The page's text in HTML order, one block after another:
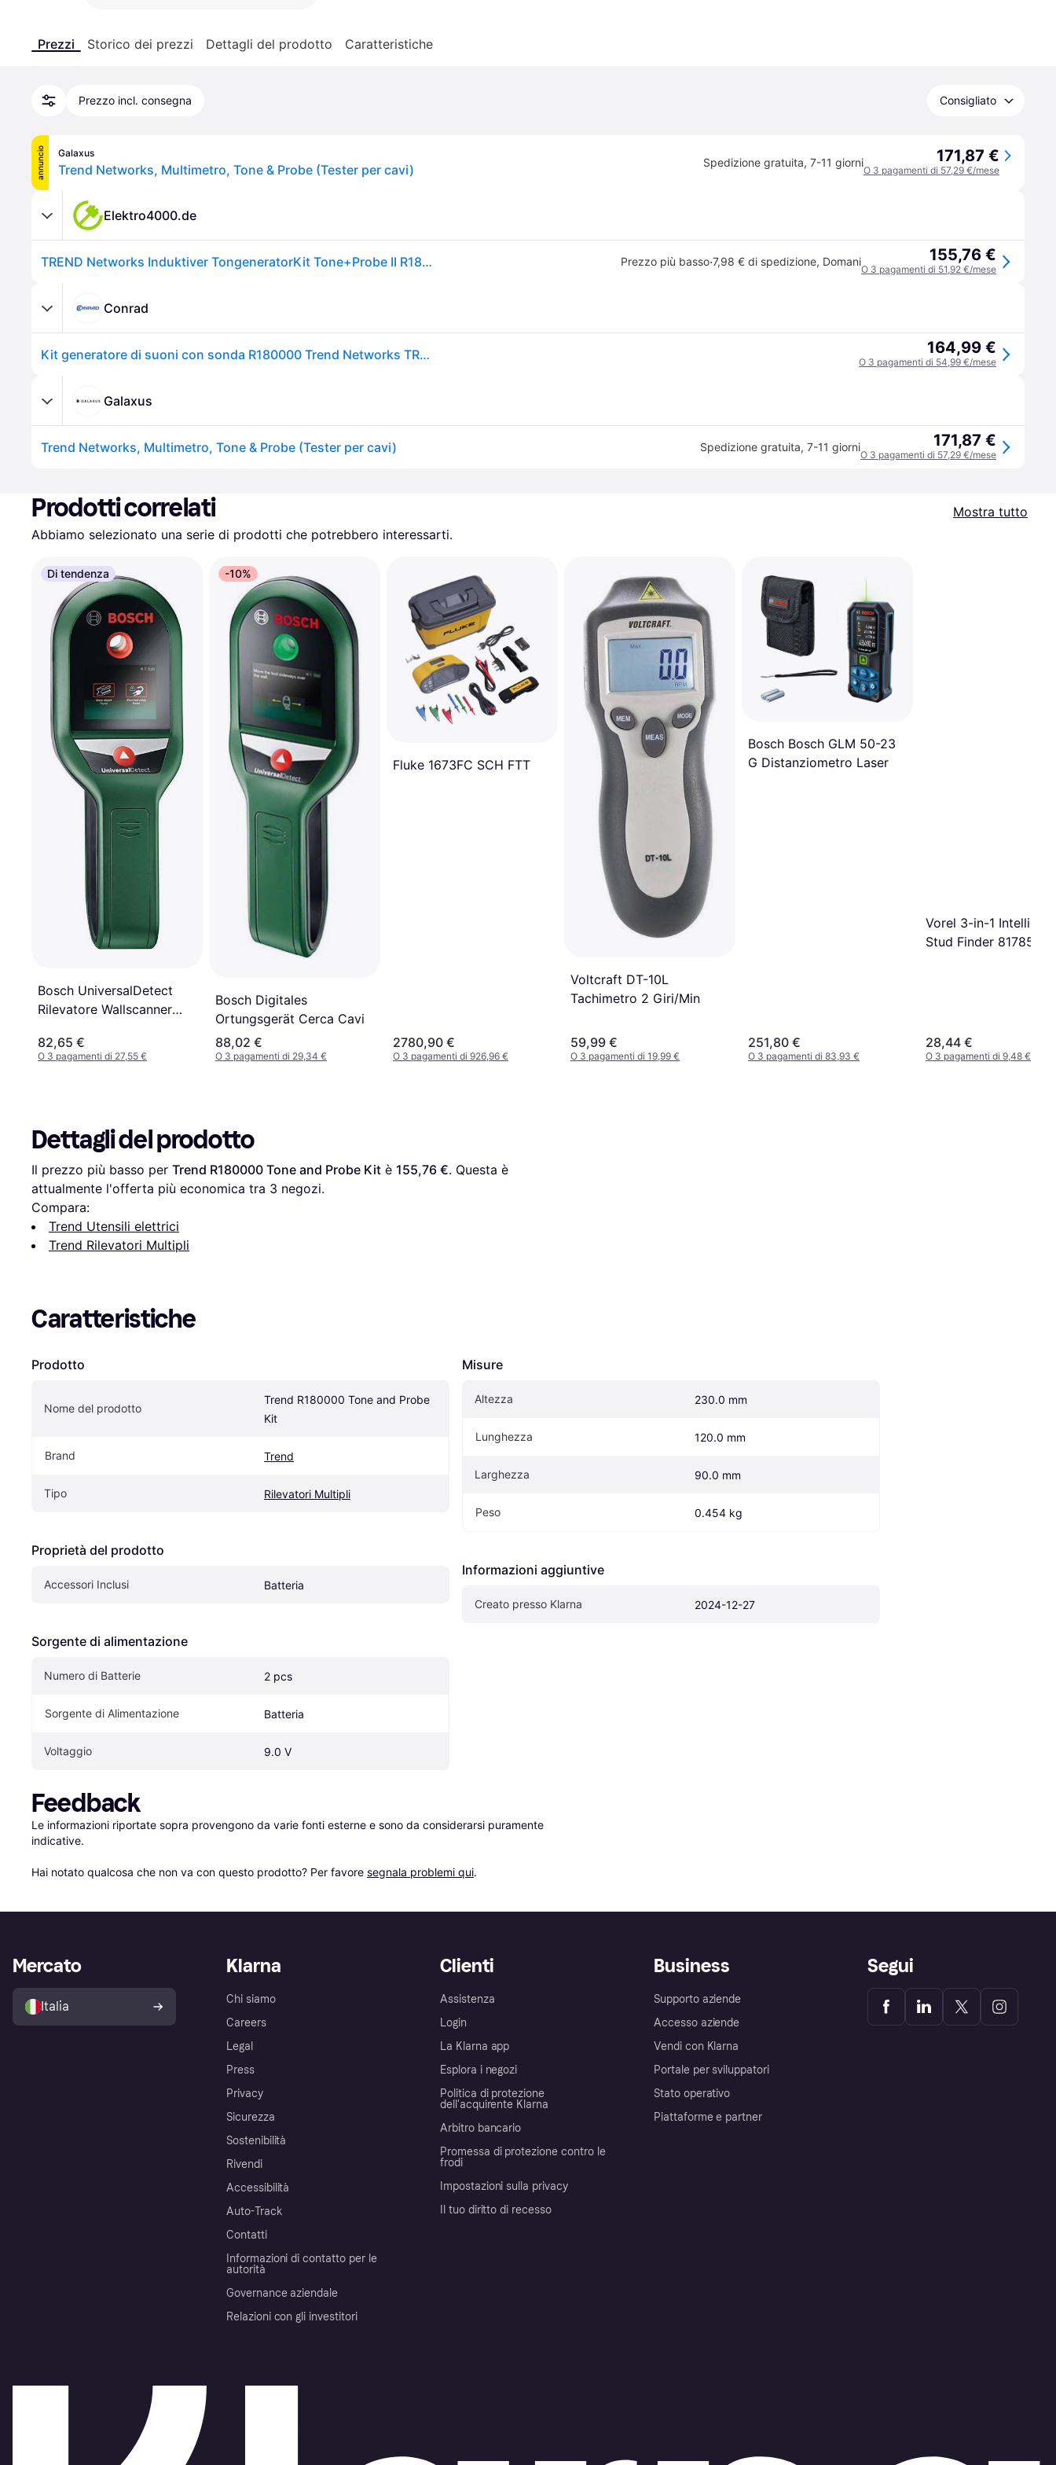
Prezzi Storico dei prezzi Dettagli del prodotto Caratteristiche
Prezzo incl. consegna Consigliato
annuncio Galaxus
Trend Networks, Multimetro, Tone & Probe (Tester per cavi) Spedizione gratuita, 7-11 giorni 171,87 €
O 3 pagamenti di 57,29 €/mese
Elektro4000.de
TREND Networks Induktiver TongeneratorKit Tone+Probe II R180000 Prezzo più basso·7,98 € di spedizione, Domani 155,76 €
O 3 pagamenti di 51,92 €/mese
Conrad
Kit generatore di suoni con sonda R180000 Trend Networks TREND Networks Audio/Video, Rete, Telecomunicazione 164,99 €
O 3 pagamenti di 54,99 €/mese
Galaxus
Trend Networks, Multimetro, Tone & Probe (Tester per cavi) Spedizione gratuita, 7-11 giorni 171,87 €
O 3 pagamenti di 57,29 €/mese
Prodotti correlati
Mostra tutto
Abbiamo selezionato una serie di prodotti che potrebbero interessarti.
Di tendenza
Bosch UniversalDetect
Rilevatore Wallscanner
82,65 €
O 3 pagamenti di 27,55 €
-10%
Bosch Digitales
Ortungsgerät Cerca Cavi
88,02 €
O 3 pagamenti di 29,34 €
Fluke 1673FC SCH FTT
2780,90 €
O 3 pagamenti di 926,96 €
Voltcraft DT-10L
Tachimetro 2 Giri/Min
59,99 €
O 3 pagamenti di 19,99 €
Bosch Bosch GLM 50-23
G Distanziometro Laser
251,80 €
O 3 pagamenti di 83,93 €
Vorel 3-in-1 Intelligent
Stud Finder 81785
28,44 €
O 3 pagamenti di 9,48 €
Dettagli del prodotto
Il prezzo più basso per Trend R180000 Tone and Probe Kit è 155,76 €. Questa è
attualmente l'offerta più economica tra 3 negozi.
Compara:
Trend Utensili elettrici
Trend Rilevatori Multipli
Caratteristiche
Prodotto
Nome del prodotto
Trend R180000 Tone and Probe
Kit
Brand Trend
Tipo Rilevatori Multipli
Proprietà del prodotto
Accessori Inclusi Batteria
Sorgente di alimentazione
Numero di Batterie 2 pcs
Sorgente di Alimentazione Batteria
Voltaggio 9.0 V
Misure
Altezza 230.0 mm
Lunghezza 120.0 mm
Larghezza 90.0 mm
Peso 0.454 kg
Informazioni aggiuntive
Creato presso Klarna 2024-12-27
Feedback
Le informazioni riportate sopra provengono da varie fonti esterne e sono da considerarsi puramente
indicative.
Hai notato qualcosa che non va con questo prodotto? Per favore segnala problemi qui.
Klarna
Chi siamo
Careers
Legal
Press
Privacy
Sicurezza
Sostenibilità
Rivendi
Accessibilità
Auto-Track
Contatti
Informazioni di contatto per le
autorità
Governance aziendale
Relazioni con gli investitori
Clienti
Assistenza
Login
La Klarna app
Esplora i negozi
Politica di protezione
dell'acquirente Klarna
Arbitro bancario
Promessa di protezione contro le
frodi
Impostazioni sulla privacy
Il tuo diritto di recesso
Business
Supporto aziende
Accesso aziende
Vendi con Klarna
Portale per sviluppatori
Stato operativo
Piattaforme e partner
Mercato
Italia
Segui